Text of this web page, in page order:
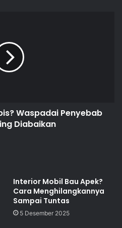
Waspadai Penyebab
Diabaikan
Interior Mobil Bau Apek?
Cara Menghilangkannya
Sampai Tuntas
5 Desember 2025